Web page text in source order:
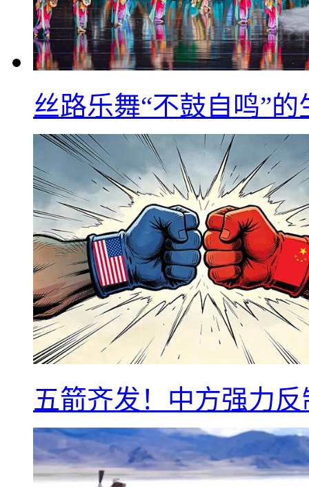
丝路乐舞“不鼓自鸣”
五箭齐发！中方强力